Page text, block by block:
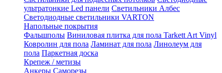
ультратонкие Led панели Светильники Албес
Светодиодные светильники VARTON
Напольные покрытия
Фальшполы Виниловая плитка для пола Tarkett Art Vinyl
Ковролин для пола Ламинат для пола Линолеум для
пола Паркетная доска
Крепеж / метизы
Анкеры Саморезы